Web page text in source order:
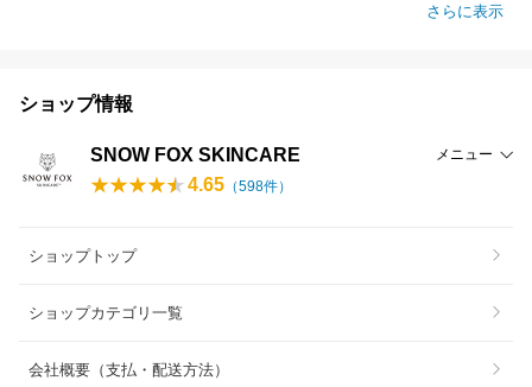
さらに表示
ショップ情報
SNOW FOX SKINCARE メニュー
4.65 （598件）
ショップトップ
ショップカテゴリ一覧
会社概要（支払・配送方法）